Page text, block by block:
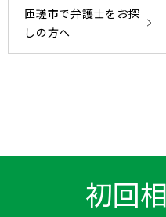
匝瑳市で弁護士をお探
しの方へ
初回